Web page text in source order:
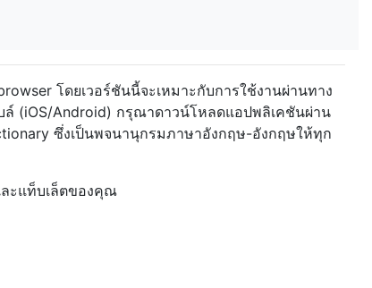
โดยเวอร์ชันนี้จะเหมาะกับการใช้งานผ่านทาง
(iOS/Android) กรุณาดาวน์โหลดแอปพลิเคชันผ่าน
ซึ่งเป็นพจนานุกรมภาษาอังกฤษ-อังกฤษให้ทุก
ะแท็บเล็ตของคุณ